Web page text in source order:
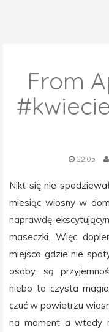
From
22:05
Nikt się nie
miesiąc wiosny w
naprawdę
maseczki. Więc
miejsca gdzie nie
osoby, są
niebo to czysta
czuć w powietrzu
na moment a wtedy